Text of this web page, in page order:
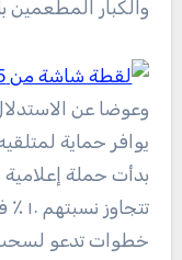
والكبار
وعوضا عن
يوافر حماية
بدأت حملة
خطوات تدعو لسحب